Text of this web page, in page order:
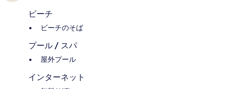
ビーチ
ビーチのそば
プール / スパ
屋外プール
インターネット